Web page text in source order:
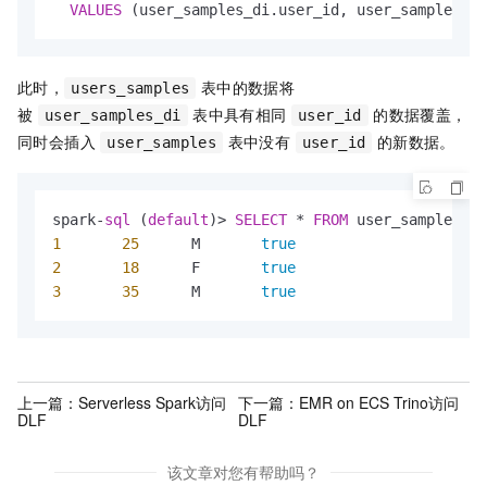
VALUES (user_samples_di.user_id,
此时， users_samples
表中的数据将
被
user_samples_di 表中具有相同 user_id
的数据覆盖，
同时会插入
user_samples 表中没有 user_id 的新数据。
spark-sql (default)> SELECT * FROM
1
25
true
2
18
true
3
35 true
上一篇： Serverless Spark访问
DLF
下一篇： EMR on ECS Trino访问
DLF
该文章对您有帮助吗？